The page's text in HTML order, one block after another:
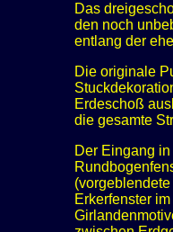
Das
den noch
entlang der
Die originale
Erdeschoß
die gesamte
Der Eingang
Erkerfenster